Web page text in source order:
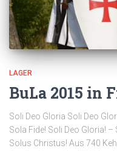
LAGER
BuLa 2015 in
Soli Deo Gloria Soli Deo
Sola Fide! Soli Deo Gloria!
Solus Christus! Aus 740